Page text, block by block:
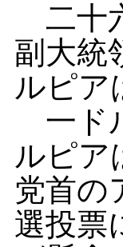
二十
副大統
ルピア
一ド
ルピア
党首の
選投票